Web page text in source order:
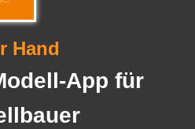
Hand
App für